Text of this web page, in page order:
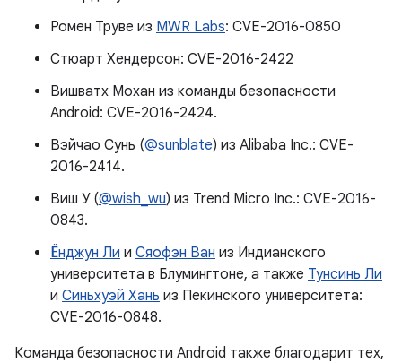
Ромен Труве из MWR Labs: CVE-2016-0850
Стюарт Хендерсон: CVE-2016-2422
Вишватх Мохан из команды безопасности
Android: CVE-2016-2424.
Вэйчао Сунь (@sunblate) из Alibaba Inc.: CVE-
2016-2414.
Виш У (@wish_wu) из Trend Micro Inc.: CVE-2016-
0843.
Ёнджун Ли и Сяофэн Ван из Индианского
университета в Блумингтоне, а также Тунсинь Ли
и Синьхуэй Хань из Пекинского университета:
CVE-2016-0848.
Команда безопасности Android также благодарит тех,